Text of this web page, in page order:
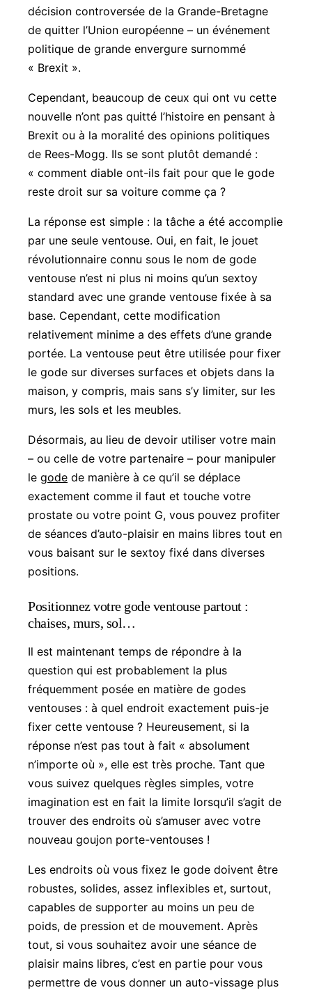
décision controversée de la Grande-Bretagne
de quitter l’Union européenne – un événement
politique de grande envergure surnommé
« Brexit ».
Cependant, beaucoup de ceux qui ont vu cette
nouvelle n’ont pas quitté l’histoire en pensant à
Brexit ou à la moralité des opinions politiques
de Rees-Mogg. Ils se sont plutôt demandé :
« comment diable ont-ils fait pour que le gode
reste droit sur sa voiture comme ça ?
La réponse est simple : la tâche a été accomplie
par une seule ventouse. Oui, en fait, le jouet
révolutionnaire connu sous le nom de gode
ventouse n’est ni plus ni moins qu’un sextoy
standard avec une grande ventouse fixée à sa
base. Cependant, cette modification
relativement minime a des effets d’une grande
portée. La ventouse peut être utilisée pour fixer
le gode sur diverses surfaces et objets dans la
maison, y compris, mais sans s’y limiter, sur les
murs, les sols et les meubles.
Désormais, au lieu de devoir utiliser votre main
– ou celle de votre partenaire – pour manipuler
le gode de manière à ce qu’il se déplace
exactement comme il faut et touche votre
prostate ou votre point G, vous pouvez profiter
de séances d’auto-plaisir en mains libres tout en
vous baisant sur le sextoy fixé dans diverses
positions.
Positionnez votre gode ventouse partout :
chaises, murs, sol…
Il est maintenant temps de répondre à la
question qui est probablement la plus
fréquemment posée en matière de godes
ventouses : à quel endroit exactement puis-je
fixer cette ventouse ? Heureusement, si la
réponse n’est pas tout à fait « absolument
n’importe où », elle est très proche. Tant que
vous suivez quelques règles simples, votre
imagination est en fait la limite lorsqu’il s’agit de
trouver des endroits où s’amuser avec votre
nouveau goujon porte-ventouses !
Les endroits où vous fixez le gode doivent être
robustes, solides, assez inflexibles et, surtout,
capables de supporter au moins un peu de
poids, de pression et de mouvement. Après
tout, si vous souhaitez avoir une séance de
plaisir mains libres, c’est en partie pour vous
permettre de vous donner un auto-vissage plus